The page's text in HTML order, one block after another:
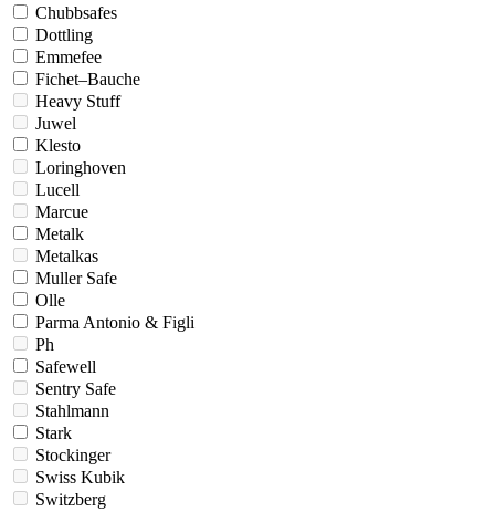
Chubbsafes
Dottling
Emmefee
Fichet–Bauche
Heavy Stuff
Juwel
Klesto
Loringhoven
Lucell
Marcue
Metalk
Metalkas
Muller Safe
Olle
Parma Antonio & Figli
Ph
Safewell
Sentry Safe
Stahlmann
Stark
Stockinger
Swiss Kubik
Switzberg